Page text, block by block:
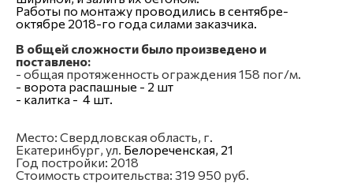
Работы по монтажу проводились в сентябре-
октябре 2018-го года силами заказчика.
В общей сложности было произведено и
поставлено:
- общая протяженность ограждения 158 пог/м.
- ворота распашные - 2 шт
- калитка - 4 шт.
Место: Свердловская область, г.
Екатеринбург, ул. Белореченская, 21
Год постройки: 2018
Стоимость строительства: 319 950 руб.